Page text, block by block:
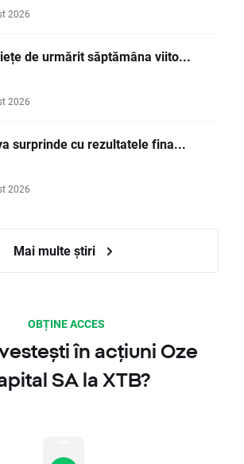
2026
de urmărit săptămâna viito...
2026
surprinde cu rezultatele fina...
2026
Mai multe știri
OBȚINE ACCES
în acțiuni Oze
SA la XTB?